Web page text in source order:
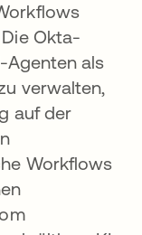
Okta-
Agenten als
verwalten,
auf der
Workflows